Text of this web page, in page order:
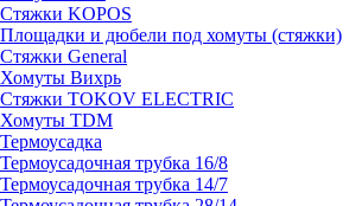
Стяжки KOPOS
Площадки и дюбели под хомуты (стяжки)
Стяжки General
Хомуты Вихрь
Стяжки TOKOV ELECTRIC
Хомуты TDM
Термоусадка
Термоусадочная трубка 16/8
Термоусадочная трубка 14/7